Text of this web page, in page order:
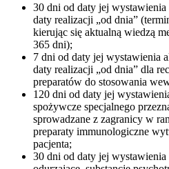
30 dni od daty jej wystawienia
daty realizacji „od dnia”
kierując się aktualną wiedzą
365 dni);
7 dni od daty jej wystawienia
daty realizacji „od dnia” dla
preparatów do stosowania
120 dni od daty jej
spożywcze specjalnego
sprowadzane z zagranicy w
preparaty immunologiczne
pacjenta;
30 dni od daty jej wystawienia